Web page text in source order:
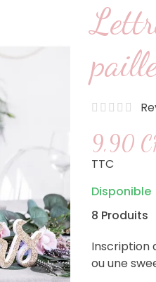
9,90
TTC
Disponible
8 Produits
Inscription
ou une